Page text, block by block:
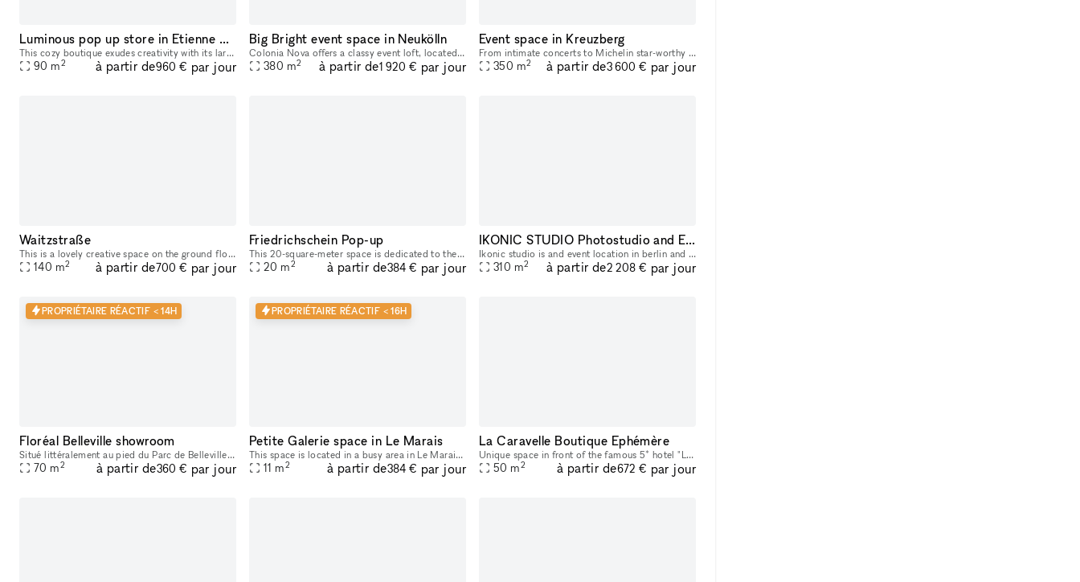
Luminous pop up store in Etienne Marcel (close to the Marais)
This cozy boutique exudes creativity with its large windows that let in lots of natural light and create a bright atmosphere. This premium retail space is modern with contemporary interiors with whit
90 m2 à partir de960 € par jour
Big Bright event space in Neukölln
Colonia Nova offers a classy event loft, located in a former cash register factory building, provides all you need to make your event a major success. The loft includes a 30 sqm custom-made bar area,
380 m2 à partir de1 920 € par jour
Event space in Kreuzberg
From intimate concerts to Michelin star-worthy dinners, movie screenings and creative workshops to panel discussions, exhibitions as well as photo- and video productions, this space ha hosted a wide
350 m2 à partir de3 600 € par jour
Waitzstraße
This is a lovely creative space on the ground floor with ample of potential. It is suitable for exhibits, workshops, and small gatherings. It's ideal for a pop-up shop, product launch, display room,
140 m2 à partir de700 € par jour
Friedrichschein Pop-up
This 20-square-meter space is dedicated to the display of various forms of art or products. With its central position on the bustling Friedrichshain street, lined with stores, cafés, and restaurants,
20 m2 à partir de384 € par jour
IKONIC STUDIO Photostudio and Event location in berlin
Ikonic studio is and event location in berlin and also the perfect place for photo and filmproductions, workshops, or team meetings. The 310 sqm loft of an old factory building, which can be reached
310 m2 à partir de2 208 € par jour
PROPRIÉTAIRE RÉACTIF < 14H
Floréal Belleville showroom
Situé littéralement au pied du Parc de Belleville dans le 20è arrondissement de Paris, ce bel espace attire l'oeil avec sa façade bleue turquoise. Idéal pour un pop-up store ou lancement de produit.
70 m2 à partir de360 € par jour
PROPRIÉTAIRE RÉACTIF < 16H
Petite Galerie space in Le Marais
This space is located in a busy area in Le Marais. It is perfect as a showroom or pop up space for product launches or events.
11 m2 à partir de384 € par jour
La Caravelle Boutique Ephémère
Unique space in front of the famous 5* hotel "Les Bains". Our space is divided by its architectural orange arch and is completely new and renovated ! Ideal for popups/showroom
50 m2 à partir de672 € par jour